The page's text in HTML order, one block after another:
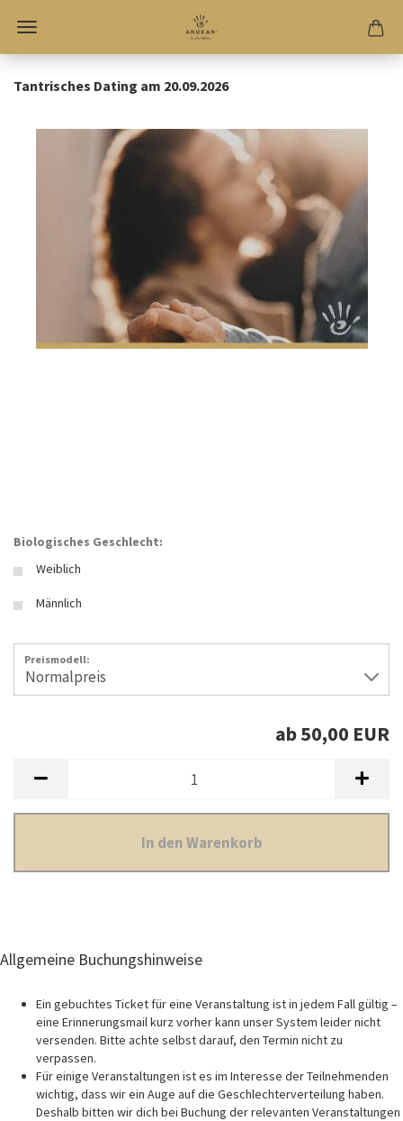
Tantrisches Dating am 20.09.2026
Biologisches Geschlecht:
Weiblich
Männlich
Preismodell:
ab 50,00 EUR
In den Warenkorb
Allgemeine Buchungshinweise
Ein gebuchtes Ticket für eine Veranstaltung ist in jedem Fall gültig –
eine Erinnerungsmail kurz vorher kann unser System leider nicht
versenden. Bitte achte selbst darauf, den Termin nicht zu
verpassen.
Für einige Veranstaltungen ist es im Interesse der Teilnehmenden
wichtig, dass wir ein Auge auf die Geschlechterverteilung haben.
Deshalb bitten wir dich bei Buchung der relevanten Veranstaltungen